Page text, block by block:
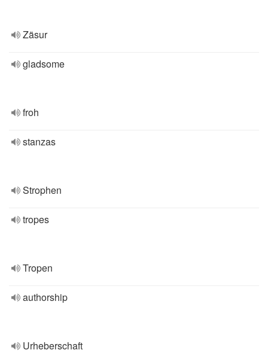
Zäsur
gladsome
froh
stanzas
Strophen
tropes
Tropen
authorship
Urheberschaft